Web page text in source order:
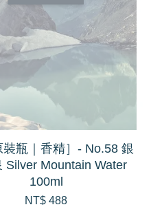
裝瓶｜香精］- No.58 銀
Silver Mountain Water
100ml
NT$ 488